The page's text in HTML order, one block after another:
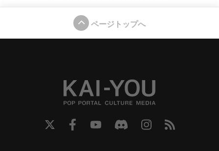
ページトップへ